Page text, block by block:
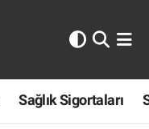
Sağlık Sigortaları